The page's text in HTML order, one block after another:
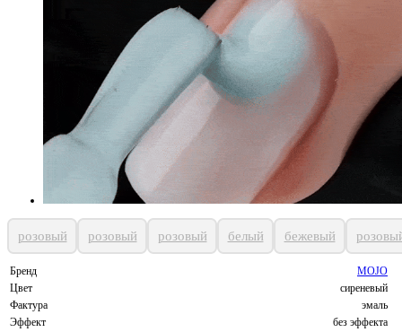
розовый розовый розовый белый бежевый
Бренд
MOJO
Цвет
сиреневый
Фактура
эмаль
Эффект
без эффекта